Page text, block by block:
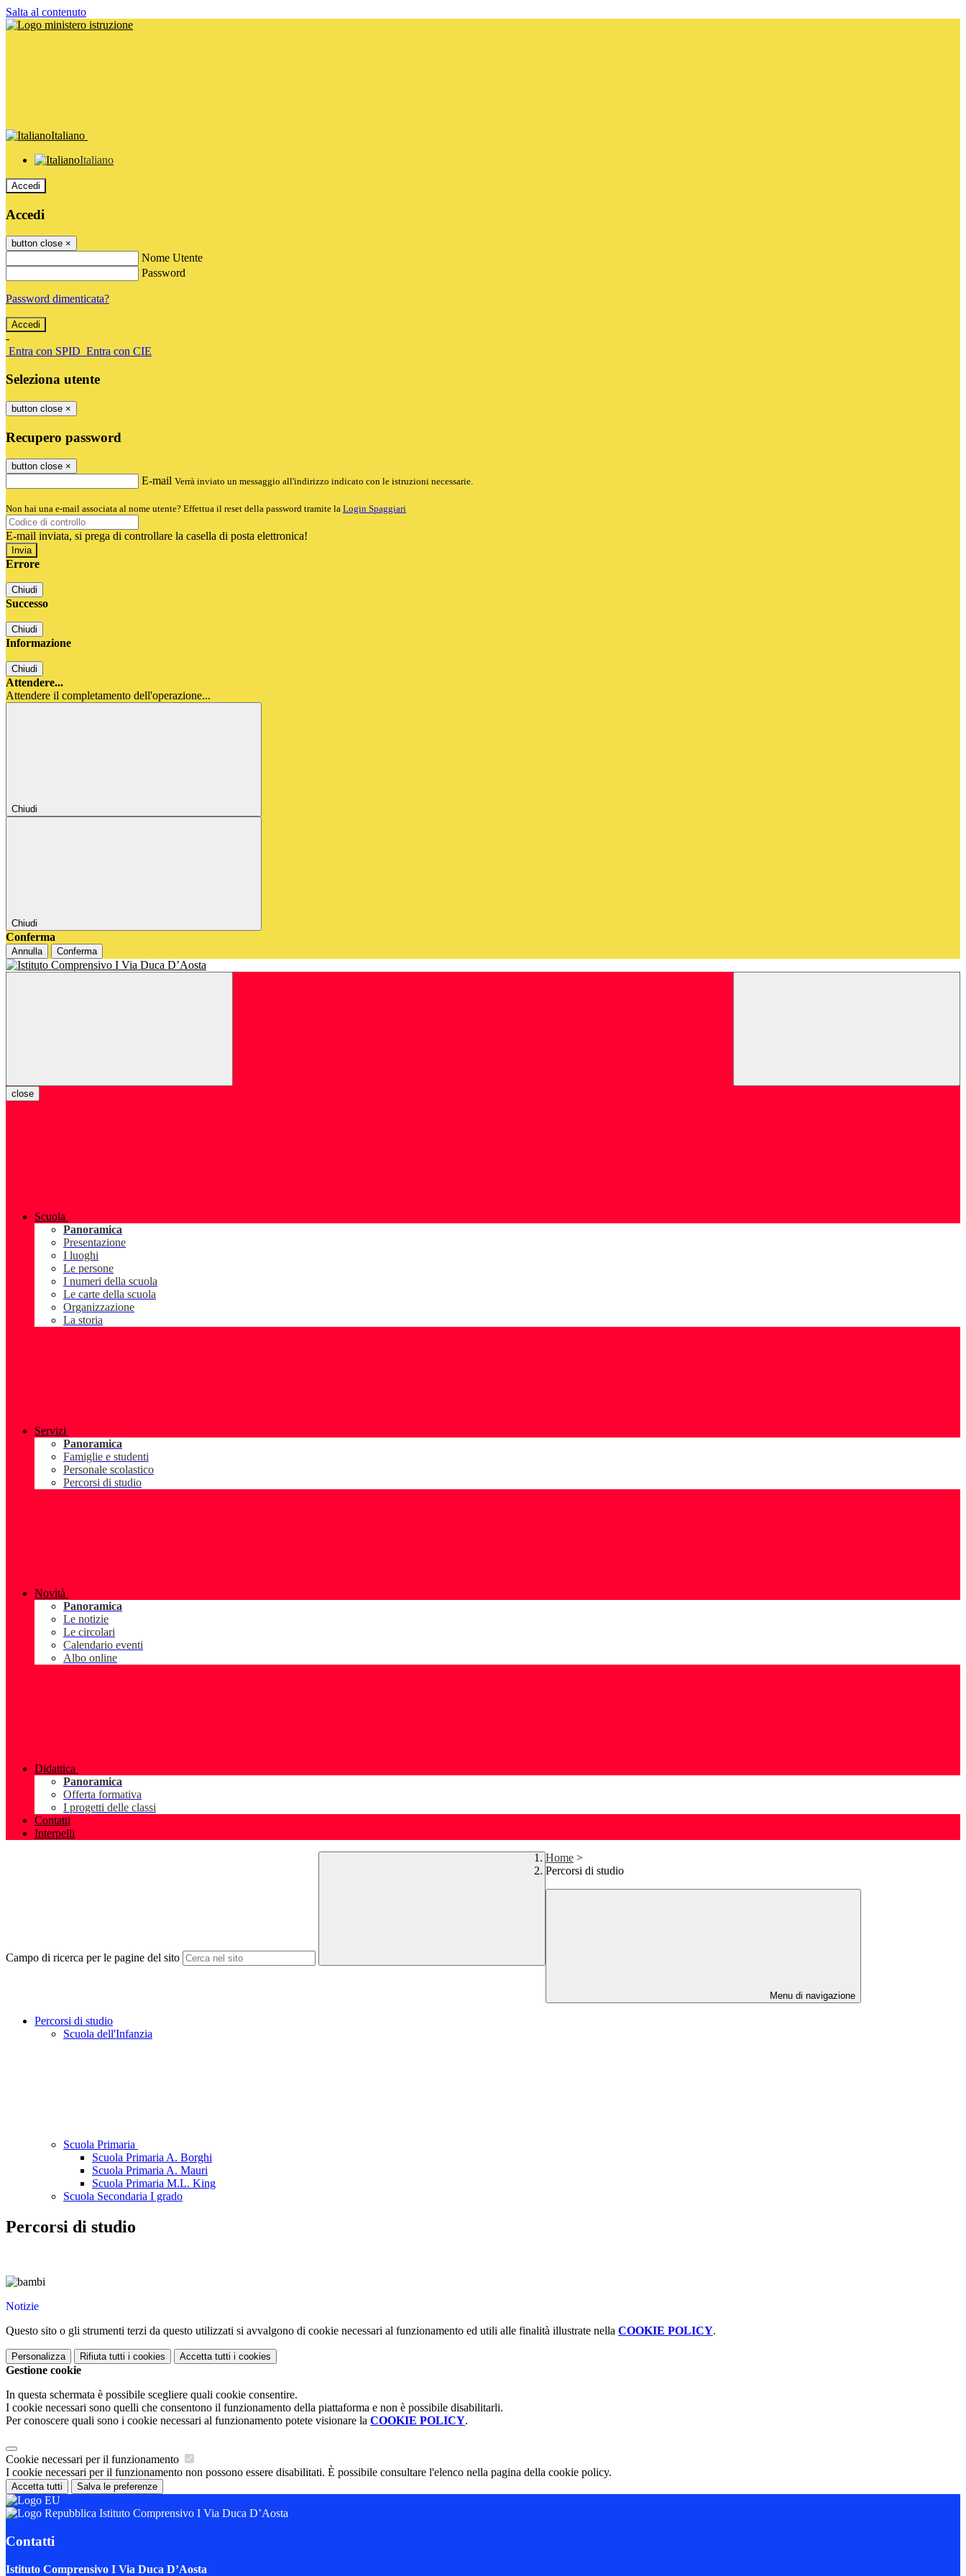
Salta al contenuto
Italiano
Italiano
Accedi
Accedi
button close ×
Nome Utente
Password
Password dimenticata?
-
Entra con SPID Entra con CIE
Seleziona utente
button close ×
Recupero password
button close ×
E-mail Verrà inviato un messaggio all'indirizzo indicato con le istruzioni necessarie.
Non hai una e-mail associata al nome utente? Effettua il reset della password tramite la Login Spaggiari
E-mail inviata, si prega di controllare la casella di posta elettronica!
Errore
Chiudi
Successo
Chiudi
Informazione
Chiudi
Attendere...
Attendere il completamento dell'operazione...
Chiudi
Chiudi
Conferma
Annulla Conferma
close
Scuola
Panoramica
Presentazione
I luoghi
Le persone
I numeri della scuola
Le carte della scuola
Organizzazione
La storia
Servizi
Panoramica
Famiglie e studenti
Personale scolastico
Percorsi di studio
Novità
Panoramica
Le notizie
Le circolari
Calendario eventi
Albo online
Didattica
Panoramica
Offerta formativa
I progetti delle classi
Contatti
Interpelli
Campo di ricerca per le pagine del sito
Home >
Percorsi di studio
Menu di navigazione
Percorsi di studio
Scuola dell'Infanzia
Scuola Primaria
Scuola Primaria A. Borghi
Scuola Primaria A. Mauri
Scuola Primaria M.L. King
Scuola Secondaria I grado
Percorsi di studio
Notizie
Questo sito o gli strumenti terzi da questo utilizzati si avvalgono di cookie necessari al funzionamento ed utili alle finalità illustrate nella COOKIE POLICY.
Personalizza Rifiuta tutti i cookies Accetta tutti i cookies
Gestione cookie
In questa schermata è possibile scegliere quali cookie consentire.
I cookie necessari sono quelli che consentono il funzionamento della piattaforma e non è possibile disabilitarli.
Per conoscere quali sono i cookie necessari al funzionamento potete visionare la COOKIE POLICY.
Cookie necessari per il funzionamento
I cookie necessari per il funzionamento non possono essere disabilitati. È possibile consultare l'elenco nella pagina della cookie policy.
Accetta tutti Salva le preferenze
Istituto Comprensivo I Via Duca D’Aosta
Contatti
Istituto Comprensivo I Via Duca D’Aosta